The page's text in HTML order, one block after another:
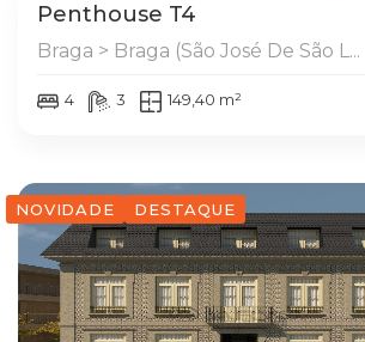
Penthouse T4
Braga > Braga (São José De São L...
4 3 149,40 m²
NOVIDADE DESTAQUE